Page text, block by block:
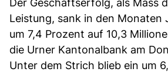
Der Geschäftserfolg, als Mass
Leistung, sank in den Monaten
um 7,4 Prozent auf 10,3
die Urner Kantonalbank am
Unter dem Strich blieb ein um